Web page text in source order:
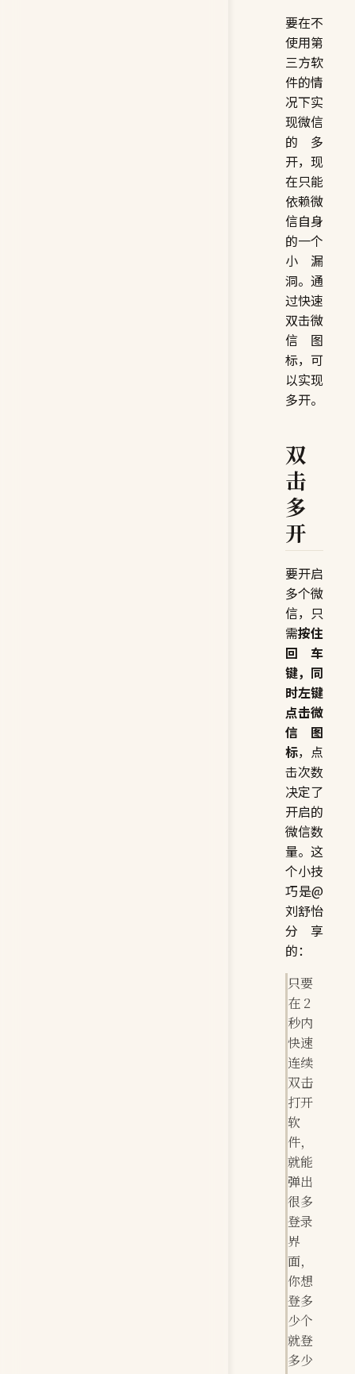
要在不
使用第
三方软
件的情
况下实
现微信
的多
开，现
在只能
依赖微
信自身
的一个
小漏
洞。通
过快速
双击微
信图
标，可
以实现
多开。
双
击
多
开
要开启
多个微
信，只
需按住
回车
键，同
时左键
点击微
信图
标，点
击次数
决定了
开启的
微信数
量。这
个小技
巧是@
刘舒怡
分享
的：
只要
在 2
秒内
快速
连续
双击
打开
软
件，
就能
弹出
很多
登录
界
面，
你想
登多
少个
就登
多少